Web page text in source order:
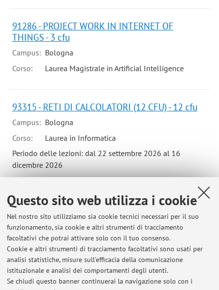
Questo sito web utilizza i cookie
Nel nostro sito utilizziamo sia cookie tecnici necessari per il suo
funzionamento, sia cookie e altri strumenti di tracciamento
facoltativi che potrai attivare solo con il tuo consenso.
Cookie e altri strumenti di tracciamento facoltativi sono usati per
analisi statistiche, misure sull'efficacia della comunicazione
istituzionale e analisi dei comportamenti degli utenti.
Se chiudi questo banner continuerai la navigazione solo con i
91286 - PROJECT WORK IN INTERNET OF
THINGS - 3 cfu
Campus: Bologna
Corso:
Laurea Magistrale in Artificial Intelligence
93315 - RETI DI CALCOLATORI (12 CFU) - 12 cfu
Campus: Bologna
Corso:
Laurea in Informatica
Periodo delle lezioni: dal 22 settembre 2026 al 16
dicembre 2026
Ultimi avvisi
Dipartimento di Informatica - Scienza e ingegneria (UNIBO) nella Top
100 dei Dipartimenti di Computer Science mondiale
Pubblicato il: 17 dicembre 2025